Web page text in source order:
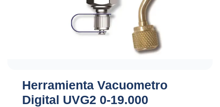
Herramienta Vacuometro
Digital UVG2 0-19.000